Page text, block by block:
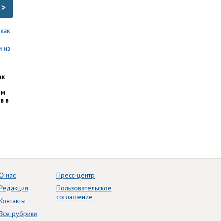
>
в
нас
рубрики
Пресс-центр
Пользовательское
соглашение